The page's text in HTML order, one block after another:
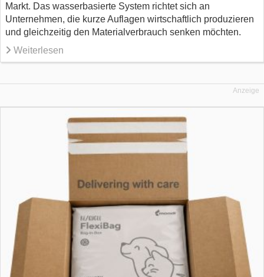
Markt. Das wasserbasierte System richtet sich an
Unternehmen, die kurze Auflagen wirtschaftlich produzieren
und gleichzeitig den Materialverbrauch senken möchten.
Weiterlesen
Anzeige